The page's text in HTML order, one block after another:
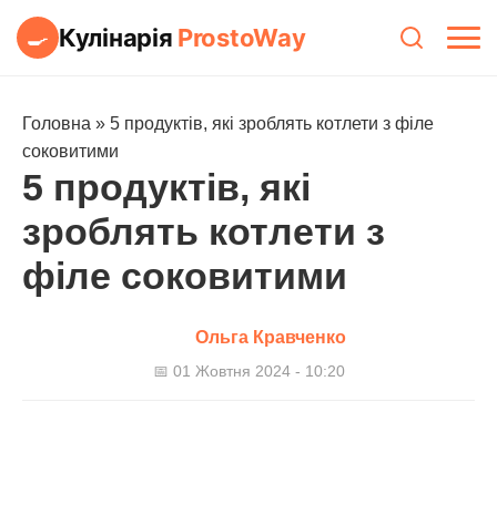
🍳 Кулінарія ProstoWay
Головна » 5 продуктів, які зроблять котлети з філе
соковитими
5 продуктів, які
зроблять котлети з
філе соковитими
Ольга Кравченко
📅 01 Жовтня 2024 - 10:20